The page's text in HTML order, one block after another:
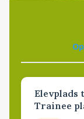
Elevplads
Trainee